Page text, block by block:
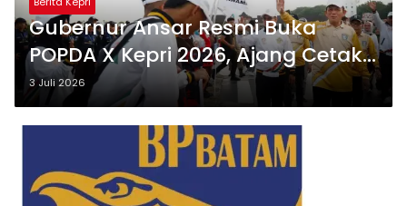
Gubernur Ansar Resmi Buka
POPDA X Kepri 2026, Ajang Cetak
Atlet Berprestasi
3 Juli 2026